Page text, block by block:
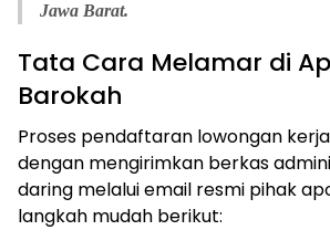
Jawa Barat.
Tata Cara Melamar di
Barokah
Proses pendaftaran lowongan
dengan mengirimkan berkas
daring melalui email resmi pihak
langkah mudah berikut: